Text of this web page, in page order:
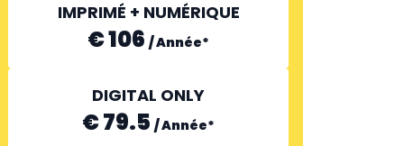
EPLAN
IMPRIMÉ + NUMÉRIQUE
€ 106 /Année*
DIGITAL ONLY
€ 79.5 /Année*